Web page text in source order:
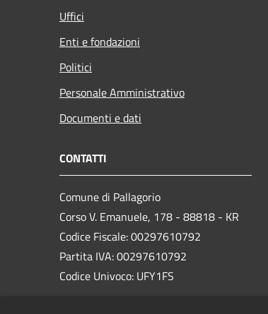
Uffici
Enti e fondazioni
Politici
Personale Amministrativo
Documenti e dati
CONTATTI
Comune di Pallagorio
Corso V. Emanuele, 178 - 88818 - KR
Codice Fiscale: 00297610792
Partita IVA: 00297610792
Codice Univoco: UFY1FS